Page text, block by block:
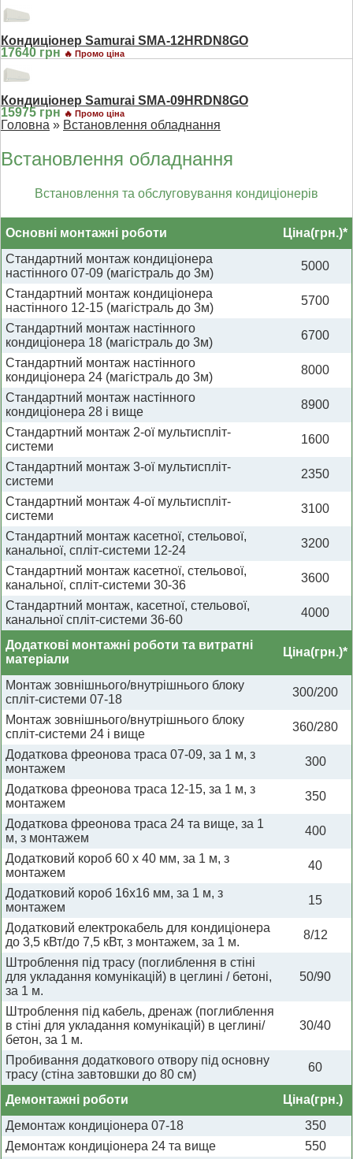
Кондиціонер Samurai SMA-12HRDN8GO
17640 грн 🔥 Промо ціна
Кондиціонер Samurai SMA-09HRDN8GO
15975 грн 🔥 Промо ціна
Головна » Встановлення обладнання
Встановлення обладнання
Встановлення та обслуговування кондиціонерів
Основні монтажні роботи
Ціна(грн.)*
Стандартний монтаж кондиціонера
настінного 07-09 (магістраль до 3м)
5000
Стандартний монтаж кондиціонера
настінного 12-15 (магістраль до 3м)
5700
Стандартний монтаж настінного
кондиціонера 18 (магістраль до 3м)
6700
Стандартний монтаж настінного
кондиціонера 24 (магістраль до 3м)
8000
Стандартний монтаж настінного
кондиціонера 28 і вище
8900
Стандартний монтаж 2-ої мультиспліт-
системи
1600
Стандартний монтаж 3-ої мультиспліт-
системи
2350
Стандартний монтаж 4-ої мультиспліт-
системи
3100
Стандартний монтаж касетної, стельової,
канальної, спліт-системи 12-24
3200
Стандартний монтаж касетної, стельової,
канальної, спліт-системи 30-36
3600
Стандартний монтаж, касетної, стельової,
канальної спліт-системи 36-60
4000
Додаткові монтажні роботи та витратні
матеріали
Ціна(грн.)*
Монтаж зовнішнього/внутрішнього блоку
спліт-системи 07-18
300/200
Монтаж зовнішнього/внутрішнього блоку
спліт-системи 24 і вище
360/280
Додаткова фреонова траса 07-09, за 1 м, з
монтажем
300
Додаткова фреонова траса 12-15, за 1 м, з
монтажем
350
Додаткова фреонова траса 24 та вище, за 1
м, з монтажем
400
Додатковий короб 60 х 40 мм, за 1 м, з
монтажем
40
Додатковий короб 16х16 мм, за 1 м, з
монтажем
15
Додатковий електрокабель для кондиціонера
до 3,5 кВт/до 7,5 кВт, з монтажем, за 1 м.
8/12
Штроблення під трасу (поглиблення в стіні
для укладання комунікацій) в цеглині / бетоні,
за 1 м.
50/90
Штроблення під кабель, дренаж (поглиблення
в стіні для укладання комунікацій) в цеглині/
бетон, за 1 м.
30/40
Пробивання додаткового отвору під основну
трасу (стіна завтовшки до 80 см)
60
Демонтажні роботи
Ціна(грн.)
Демонтаж кондиціонера 07-18
350
Демонтаж кондиціонера 24 та вище
550